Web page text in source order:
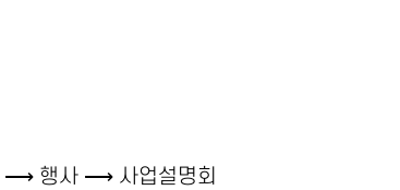
⟶ 행사 ⟶ 사업설명회